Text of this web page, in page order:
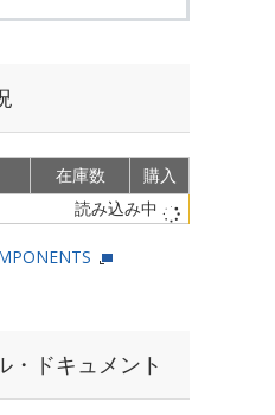
在庫数
購入
読み込み中
・ドキュメント